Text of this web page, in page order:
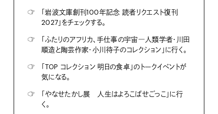
☞
「岩波文庫創刊100年記念 読者リクエスト復刊
2027」をチェックする。
☞
「ふたりのアフリカ、手仕事の宇宙―人類学者・川田
順造と陶芸作家・小川待子のコレクション」に行く。
☞
「TOP コレクション 明日の食卓」のトークイベントが
気になる。
☞
「やなせたかし展 人生はよろこばせごっこ」に行
く。